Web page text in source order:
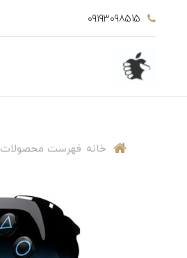
09193098515
خانه فهرست محصولات